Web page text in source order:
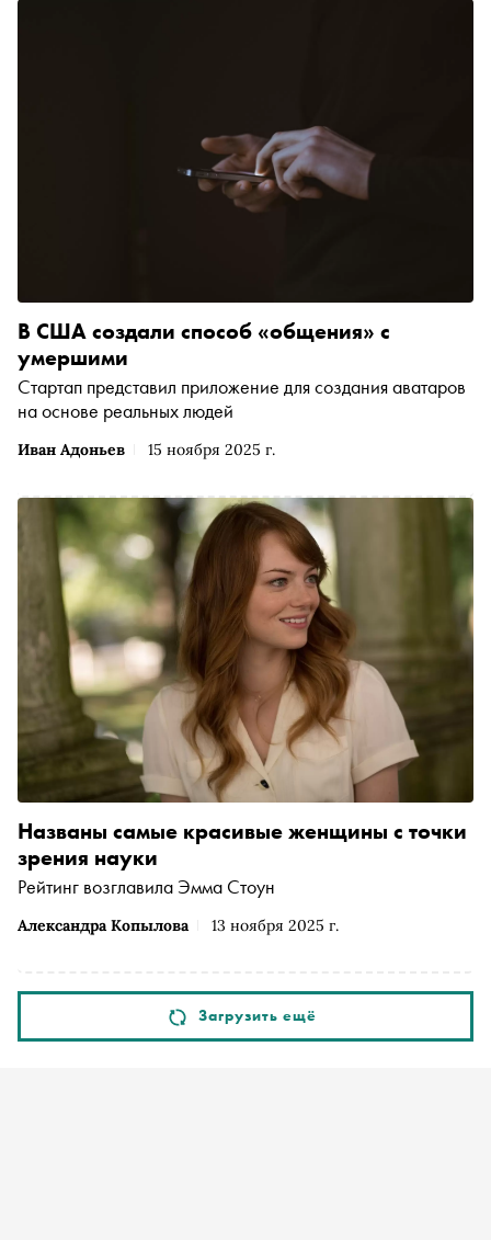
Иван Адоньев 15 ноября 2025 г.
В США создали способ «общения» с
умершими
Стартап представил приложение для создания аватаров
на основе реальных людей
Александра Копылова 13 ноября 2025 г.
Названы самые красивые женщины с точки
зрения науки
Рейтинг возглавила Эмма Стоун
Загрузить ещё